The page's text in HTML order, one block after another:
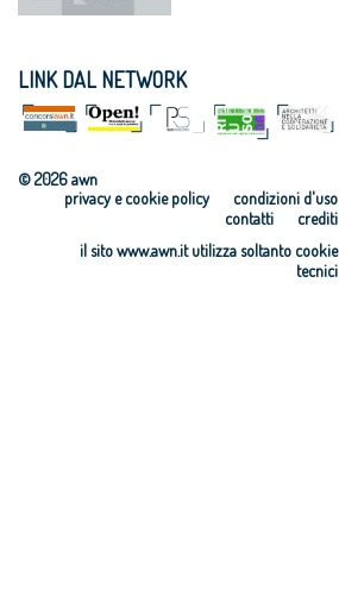
LINK DAL NETWORK
© 2026 awn
condizioni d'uso
privacy e cookie policy
crediti
contatti
il sito www.awn.it utilizza soltanto cookie
tecnici